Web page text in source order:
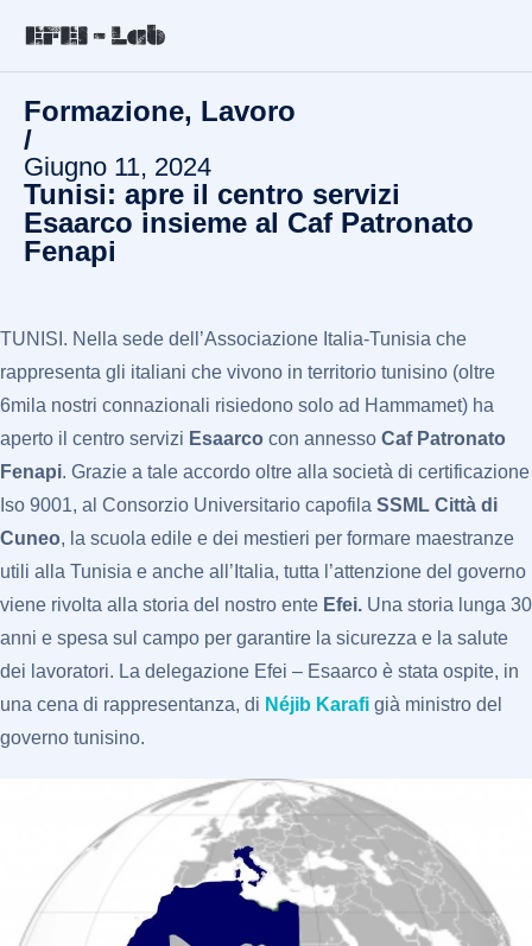
Formazione, Lavoro
/
Giugno 11, 2024
Tunisi: apre il centro servizi
Esaarco insieme al Caf Patronato
Fenapi
TUNISI. Nella sede dell’Associazione Italia-Tunisia che
rappresenta gli italiani che vivono in territorio tunisino (oltre
6mila nostri connazionali risiedono solo ad Hammamet) ha
aperto il centro servizi Esaarco con annesso Caf Patronato
Fenapi. Grazie a tale accordo oltre alla società di certificazione
Iso 9001, al Consorzio Universitario capofila SSML Città di
Cuneo, la scuola edile e dei mestieri per formare maestranze
utili alla Tunisia e anche all’Italia, tutta l’attenzione del governo
viene rivolta alla storia del nostro ente Efei. Una storia lunga 30
anni e spesa sul campo per garantire la sicurezza e la salute
dei lavoratori. La delegazione Efei – Esaarco è stata ospite, in
una cena di rappresentanza, di Néjib Karafi già ministro del
governo tunisino.